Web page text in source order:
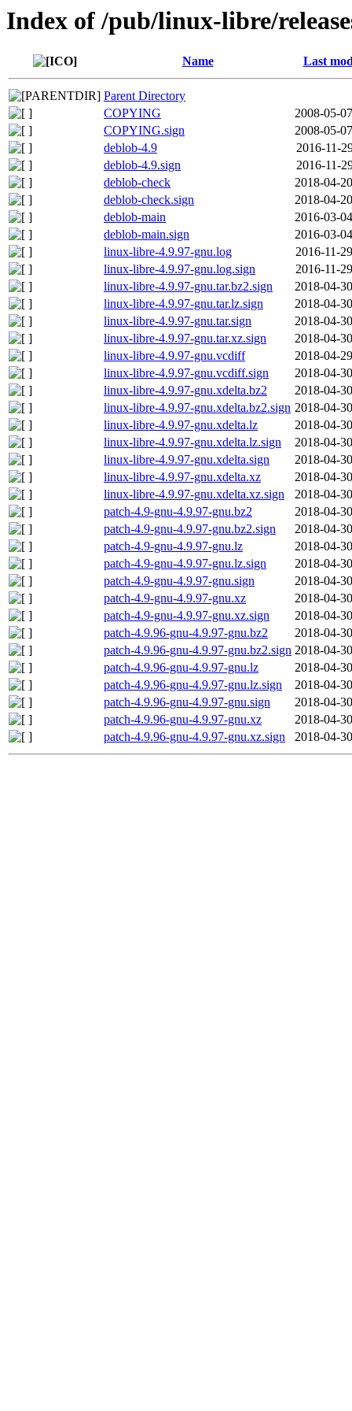
Index of /pub/linux-libre/
Name Last
Parent Directory
COPYING
2008-05-
COPYING.sign
2008-05-
deblob-4.9
2016-11-
deblob-4.9.sign
2016-11-
deblob-check
2018-04-
deblob-check.sign
2018-04-
deblob-main
2016-03-
deblob-main.sign
2016-03-
linux-libre-4.9.97-gnu.log
2016-11-
linux-libre-4.9.97-gnu.log.sign
2016-11-
linux-libre-4.9.97-gnu.tar.bz2.sign
2018-04-
linux-libre-4.9.97-gnu.tar.lz.sign
2018-04-
linux-libre-4.9.97-gnu.tar.sign
2018-04-
linux-libre-4.9.97-gnu.tar.xz.sign
2018-04-
linux-libre-4.9.97-gnu.vcdiff
2018-04-
linux-libre-4.9.97-gnu.vcdiff.sign
2018-04-
linux-libre-4.9.97-gnu.xdelta.bz2
2018-04-
linux-libre-4.9.97-gnu.xdelta.bz2.sign 2018-04-
linux-libre-4.9.97-gnu.xdelta.lz
2018-04-
linux-libre-4.9.97-gnu.xdelta.lz.sign
2018-04-
linux-libre-4.9.97-gnu.xdelta.sign
2018-04-
linux-libre-4.9.97-gnu.xdelta.xz
2018-04-
linux-libre-4.9.97-gnu.xdelta.xz.sign
2018-04-
patch-4.9-gnu-4.9.97-gnu.bz2
2018-04-
patch-4.9-gnu-4.9.97-gnu.bz2.sign
2018-04-
patch-4.9-gnu-4.9.97-gnu.lz
2018-04-
patch-4.9-gnu-4.9.97-gnu.lz.sign
2018-04-
patch-4.9-gnu-4.9.97-gnu.sign
2018-04-
patch-4.9-gnu-4.9.97-gnu.xz
2018-04-
patch-4.9-gnu-4.9.97-gnu.xz.sign
2018-04-
patch-4.9.96-gnu-4.9.97-gnu.bz2
2018-04-
patch-4.9.96-gnu-4.9.97-gnu.bz2.sign 2018-04-
patch-4.9.96-gnu-4.9.97-gnu.lz
2018-04-
patch-4.9.96-gnu-4.9.97-gnu.lz.sign
2018-04-
patch-4.9.96-gnu-4.9.97-gnu.sign
2018-04-
patch-4.9.96-gnu-4.9.97-gnu.xz
2018-04-
patch-4.9.96-gnu-4.9.97-gnu.xz.sign
2018-04-